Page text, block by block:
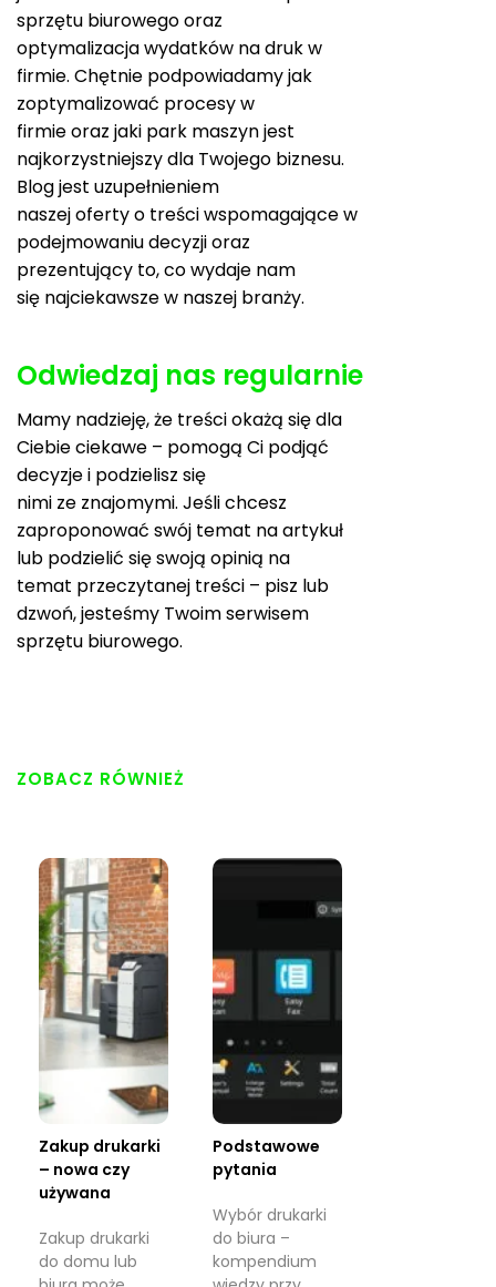
sprzętu biurowego oraz
optymalizacja wydatków na druk w
firmie. Chętnie podpowiadamy jak
zoptymalizować procesy w
firmie oraz jaki park maszyn jest
najkorzystniejszy dla Twojego biznesu.
Blog jest uzupełnieniem
naszej oferty o treści wspomagające w
podejmowaniu decyzji oraz
prezentujący to, co wydaje nam
się najciekawsze w naszej branży.
Odwiedzaj nas regularnie
Mamy nadzieję, że treści okażą się dla
Ciebie ciekawe – pomogą Ci podjąć
decyzje i podzielisz się
nimi ze znajomymi. Jeśli chcesz
zaproponować swój temat na artykuł
lub podzielić się swoją opinią na
temat przeczytanej treści – pisz lub
dzwoń, jesteśmy Twoim serwisem
sprzętu biurowego.
ZOBACZ RÓWNIEŻ
Zakup drukarki
– nowa czy
używana
Zakup drukarki
do domu lub
Podstawowe
pytania
Wybór drukarki
do biura –
kompendium